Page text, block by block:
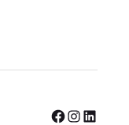
Facebook InstagramLinkedIn